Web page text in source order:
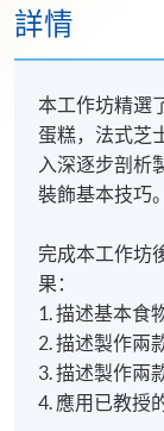
詳情
本工作坊精選
蛋糕，法式芝
入深逐步剖析
裝飾基本技巧。
完成本工作坊
果：
1. 描述基本食
2. 描述製作兩
3. 描述製作兩
4. 應用已教授